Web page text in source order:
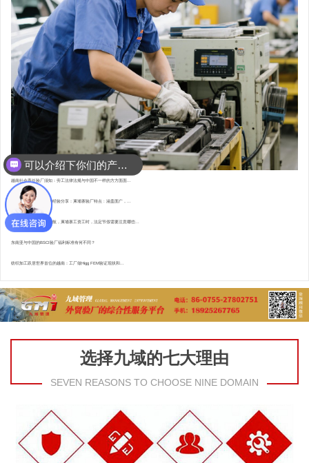
越南社会责任验厂须知：劳工法律法规与中国不一样的方方面面...
东南亚资深验厂顾问的经验分享：柬埔寨验厂特点 : 涵盖面广，...
直赴柬埔寨，为验厂护航，柬埔寨工资工时，法定节假需要注意哪些...
东南亚与中国的BSCI验厂福利标准有何不同？
纺织加工跃居世界首位的越南：工厂做Higg FEM验证现状和...
选择九域的七大理由
SEVEN REASONS TO CHOOSE NINE DOMAIN
可以介绍下你们的产品么？
你们是怎么收费的呢？